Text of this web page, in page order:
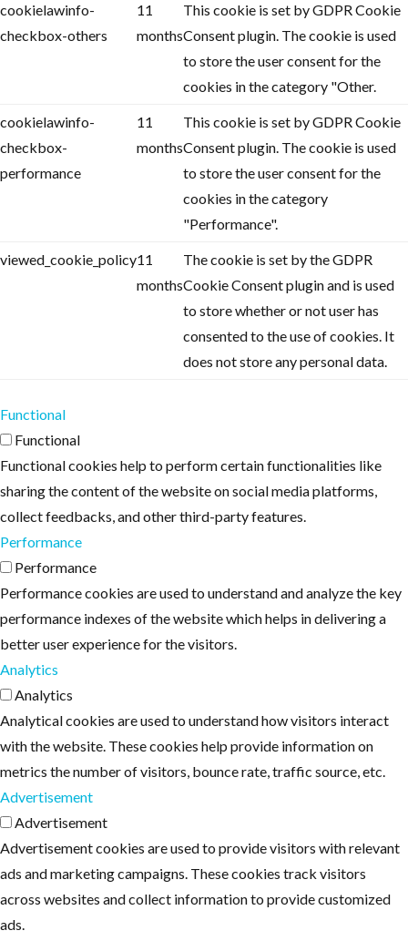
cookielawinfo-
checkbox-others
11
months
This cookie is set by GDPR Cookie
Consent plugin. The cookie is used
to store the user consent for the
cookies in the category "Other.
cookielawinfo-
checkbox-
performance
11
months
This cookie is set by GDPR Cookie
Consent plugin. The cookie is used
to store the user consent for the
cookies in the category
"Performance".
viewed_cookie_policy11
months
The cookie is set by the GDPR
Cookie Consent plugin and is used
to store whether or not user has
consented to the use of cookies. It
does not store any personal data.
Functional
Functional
Functional cookies help to perform certain functionalities like
sharing the content of the website on social media platforms,
collect feedbacks, and other third-party features.
Performance
Performance
Performance cookies are used to understand and analyze the key
performance indexes of the website which helps in delivering a
better user experience for the visitors.
Analytics
Analytics
Analytical cookies are used to understand how visitors interact
with the website. These cookies help provide information on
metrics the number of visitors, bounce rate, traffic source, etc.
Advertisement
Advertisement
Advertisement cookies are used to provide visitors with relevant
ads and marketing campaigns. These cookies track visitors
across websites and collect information to provide customized
ads.